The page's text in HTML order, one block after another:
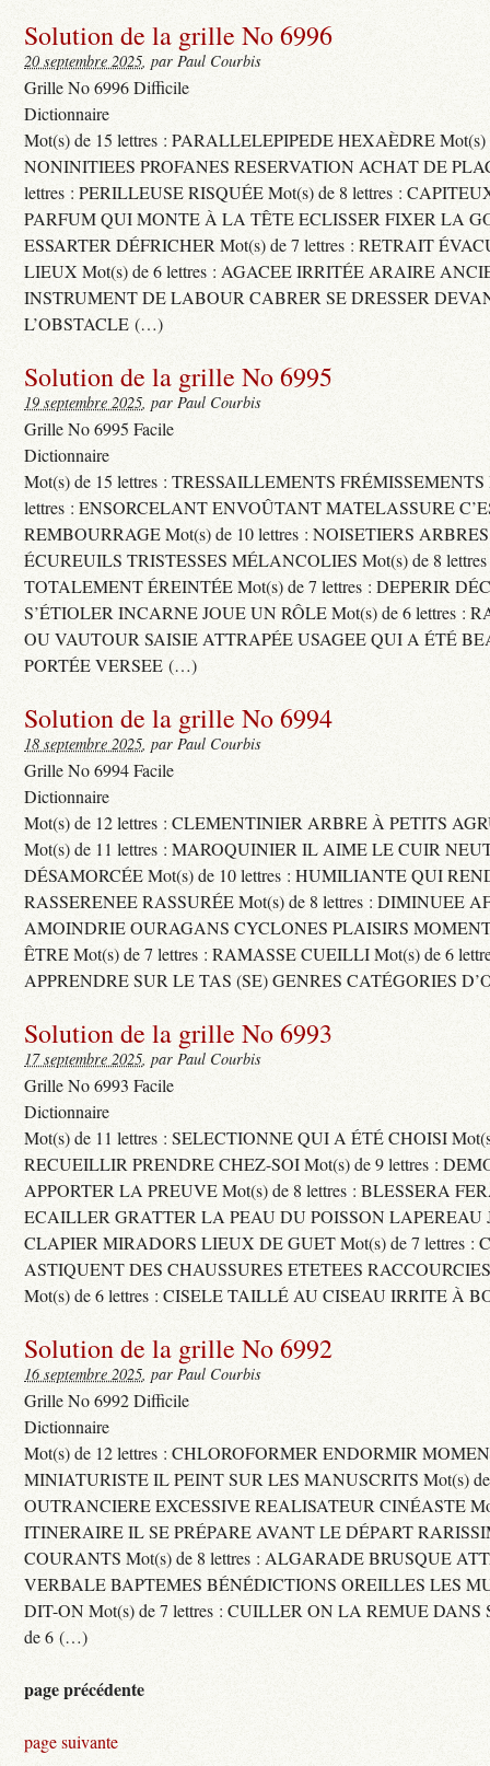
Solution de la grille No 6996
20 septembre 2025, par Paul Courbis
Grille No 6996 Difficile
Dictionnaire
Mot(s) de 15 lettres : PARALLELEPIPEDE HEXAÈDRE Mot(s)
NONINITIEES PROFANES RESERVATION ACHAT DE
lettres : PERILLEUSE RISQUÉE Mot(s) de 8 lettres :
PARFUM QUI MONTE À LA TÊTE ECLISSER FIXER LA
ESSARTER DÉFRICHER Mot(s) de 7 lettres : RETRAIT
LIEUX Mot(s) de 6 lettres : AGACEE IRRITÉE ARAIRE
INSTRUMENT DE LABOUR CABRER SE DRESSER
L’OBSTACLE (…)
Solution de la grille No 6995
19 septembre 2025, par Paul Courbis
Grille No 6995 Facile
Dictionnaire
Mot(s) de 15 lettres : TRESSAILLEMENTS FRÉMISSEMENTS
lettres : ENSORCELANT ENVOÛTANT MATELASSURE
REMBOURRAGE Mot(s) de 10 lettres : NOISETIERS
ÉCUREUILS TRISTESSES MÉLANCOLIES Mot(s) de 8
TOTALEMENT ÉREINTÉE Mot(s) de 7 lettres : DEPERIR
S’ÉTIOLER INCARNE JOUE UN RÔLE Mot(s) de 6 lettres :
OU VAUTOUR SAISIE ATTRAPÉE USAGEE QUI A ÉTÉ
PORTÉE VERSEE (…)
Solution de la grille No 6994
18 septembre 2025, par Paul Courbis
Grille No 6994 Facile
Dictionnaire
Mot(s) de 12 lettres : CLEMENTINIER ARBRE À PETITS
Mot(s) de 11 lettres : MAROQUINIER IL AIME LE CUIR
DÉSAMORCÉE Mot(s) de 10 lettres : HUMILIANTE QUI
RASSERENEE RASSURÉE Mot(s) de 8 lettres : DIMINUEE
AMOINDRIE OURAGANS CYCLONES PLAISIRS
ÊTRE Mot(s) de 7 lettres : RAMASSE CUEILLI Mot(s) de 6
APPRENDRE SUR LE TAS (SE) GENRES CATÉGORIES
Solution de la grille No 6993
17 septembre 2025, par Paul Courbis
Grille No 6993 Facile
Dictionnaire
Mot(s) de 11 lettres : SELECTIONNE QUI A ÉTÉ CHOISI
RECUEILLIR PRENDRE CHEZ-SOI Mot(s) de 9 lettres :
APPORTER LA PREUVE Mot(s) de 8 lettres : BLESSERA
ECAILLER GRATTER LA PEAU DU POISSON LAPEREAU
CLAPIER MIRADORS LIEUX DE GUET Mot(s) de 7 lettres :
ASTIQUENT DES CHAUSSURES ETETEES
Mot(s) de 6 lettres : CISELE TAILLÉ AU CISEAU IRRITE À
Solution de la grille No 6992
16 septembre 2025, par Paul Courbis
Grille No 6992 Difficile
Dictionnaire
Mot(s) de 12 lettres : CHLOROFORMER ENDORMIR
MINIATURISTE IL PEINT SUR LES MANUSCRITS Mot(s) de
OUTRANCIERE EXCESSIVE REALISATEUR CINÉASTE
ITINERAIRE IL SE PRÉPARE AVANT LE DÉPART
COURANTS Mot(s) de 8 lettres : ALGARADE BRUSQUE
VERBALE BAPTEMES BÉNÉDICTIONS OREILLES LES
DIT-ON Mot(s) de 7 lettres : CUILLER ON LA REMUE DANS
de 6 (…)
page précédente
page suivante